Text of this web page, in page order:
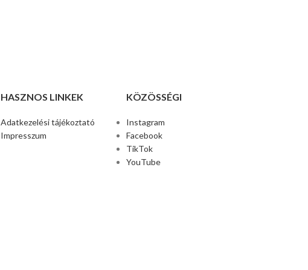
HASZNOS LINKEK
Adatkezelési tájékoztató
Impresszum
KÖZÖSSÉGI
Instagram
Facebook
TikTok
YouTube